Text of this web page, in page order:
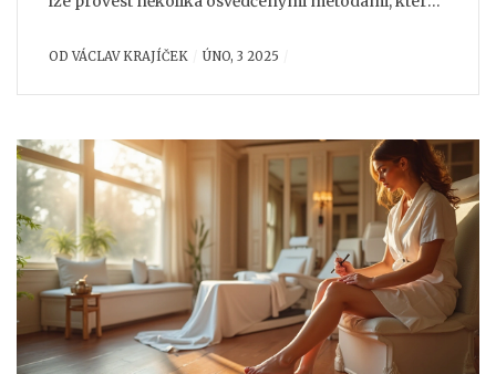
dostupných surovin z domácnosti. Článek se zaměří
ODVÁCLAV KRAJÍČEK ÚNO, 3 2025